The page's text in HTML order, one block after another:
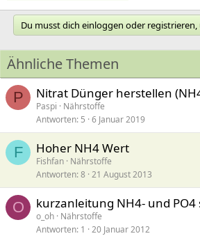
Du musst dich einloggen oder
Ähnliche Themen
P Nitrat Dünger herstellen
Paspi
Nährstoffe
Antworten 5 6 Januar 2019
F Hoher NH4 Wert
Fishfan Nährstoffe
Antworten 8 21 August 2013
O kurzanleitung NH4- und PO4
o_oh Nährstoffe
Antworten 1 20 Januar 2012